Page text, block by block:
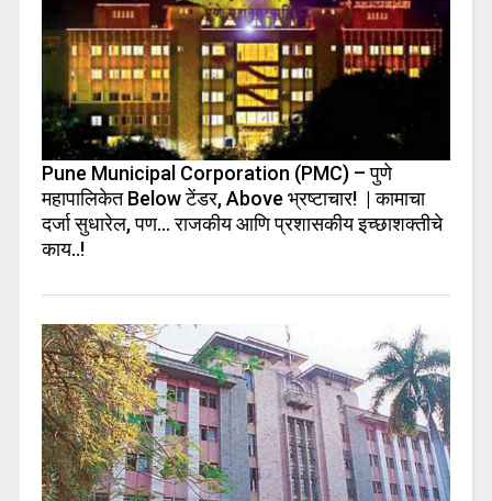
Pune Municipal Corporation (PMC) – पुणे
महापालिकेत Below टेंडर, Above भ्रष्टाचार! | कामाचा
दर्जा सुधारेल, पण… राजकीय आणि प्रशासकीय इच्छाशक्तीचे
काय..!